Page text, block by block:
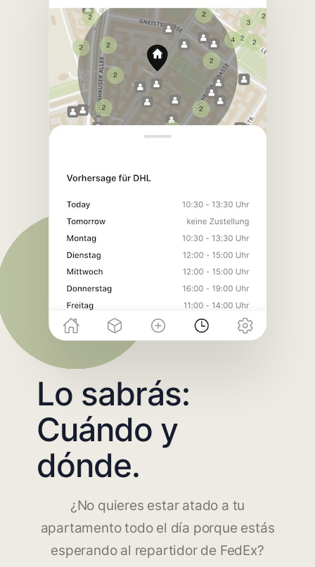
Lo sabrás:
Cuándo y
dónde.
¿No quieres estar atado a tu
apartamento todo el día porque estás
esperando al repartidor de FedEx?